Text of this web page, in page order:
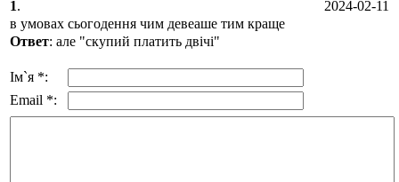
2024-02-11
1.
в умовах сьогодення чим девеаше тим краще
Ответ: але "скупий платить двічі"
Ім`я *:
Email *: